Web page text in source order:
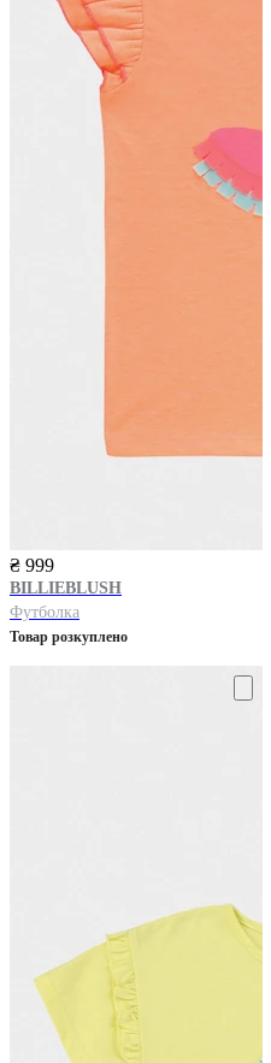
₴ 999
BILLIEBLUSH
Футболка
Товар розкуплено